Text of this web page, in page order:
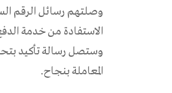
وصلتهم رسائل الرقم
وستصل رسالة تأكيد
المعاملة بنجاح.